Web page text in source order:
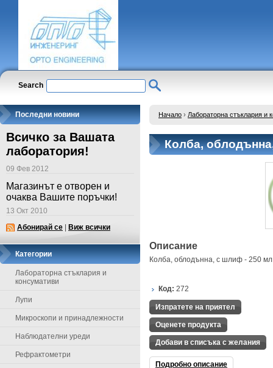
Search
Последни новини
Всичко за Вашата
лаборатория!
09 Фев 2012
Магазинът е отворен и
очаква Вашите поръчки!
13 Окт 2010
Абонирай се
Виж всички
Категории
Лабораторна стъклария и
консумативи
Лупи
Микроскопи и принадлежности
Наблюдателни уреди
Рефрактометри
Начало › Лабораторна стъклария и
Колба,
Описание
Колба, облодънна, с шлиф - 250 мл
Код: 272
Изпратете на приятел
Оценете продукта
Добави в списъка с желания
Подробно описание